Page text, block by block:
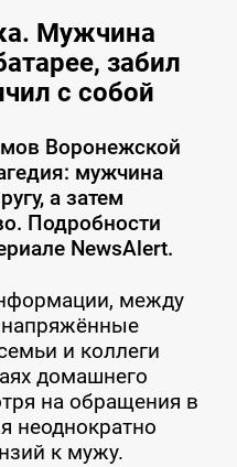
Мужчина
забил
с собой
Воронежской
мужчина
а затем
Подробности
NewsAlert.
между
и коллеги
домашнего
на обращения в
неоднократно
к мужу.